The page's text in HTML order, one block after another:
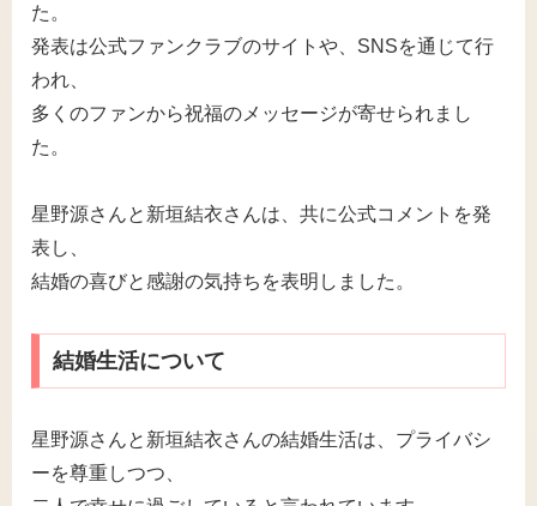
た。
発表は公式ファンクラブのサイトや、SNSを通じて行
われ、
多くのファンから祝福のメッセージが寄せられまし
た。
星野源さんと新垣結衣さんは、共に公式コメントを発
表し、
結婚の喜びと感謝の気持ちを表明しました。
結婚生活について
星野源さんと新垣結衣さんの結婚生活は、プライバシ
ーを尊重しつつ、